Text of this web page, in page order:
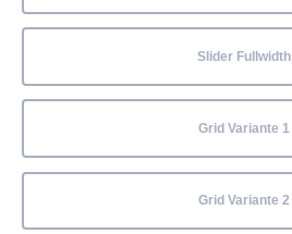
Slider Fullwidth
Grid Variante 1
Grid Variante 2